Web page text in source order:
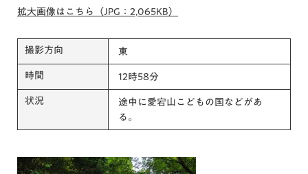
拡大画像はこちら（JPG：2,065KB）
撮影方向 東
時間 12時58分
状況
途中に愛宕山こどもの国などがあ
る。